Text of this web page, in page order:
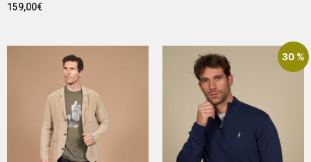
159,00€
30 %